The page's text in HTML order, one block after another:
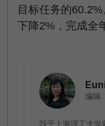
目标任务的
下降2%，完成全
编辑
我于上海理工大学